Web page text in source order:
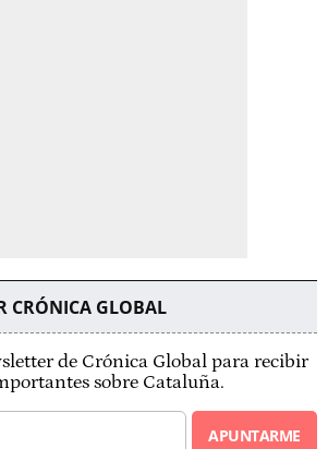
CRÓNICA GLOBAL
de Crónica Global para recibir
sobre Cataluña.
APUNTARME